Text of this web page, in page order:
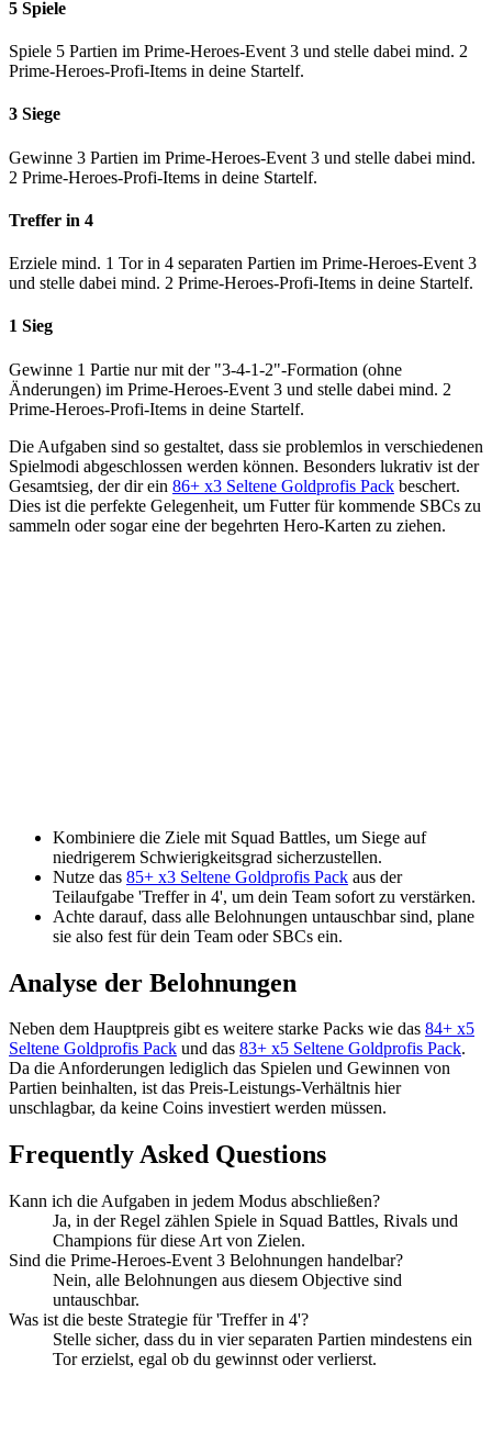
5 Spiele
Spiele 5 Partien im Prime-Heroes-Event 3 und stelle dabei mind. 2
Prime-Heroes-Profi-Items in deine Startelf.
3 Siege
Gewinne 3 Partien im Prime-Heroes-Event 3 und stelle dabei mind.
2 Prime-Heroes-Profi-Items in deine Startelf.
Treffer in 4
Erziele mind. 1 Tor in 4 separaten Partien im Prime-Heroes-Event 3
und stelle dabei mind. 2 Prime-Heroes-Profi-Items in deine Startelf.
1 Sieg
Gewinne 1 Partie nur mit der "3-4-1-2"-Formation (ohne
Änderungen) im Prime-Heroes-Event 3 und stelle dabei mind. 2
Prime-Heroes-Profi-Items in deine Startelf.
Die Aufgaben sind so gestaltet, dass sie problemlos in verschiedenen
Spielmodi abgeschlossen werden können. Besonders lukrativ ist der
Gesamtsieg, der dir ein 86+ x3 Seltene Goldprofis Pack beschert.
Dies ist die perfekte Gelegenheit, um Futter für kommende SBCs zu
sammeln oder sogar eine der begehrten Hero-Karten zu ziehen.
Kombiniere die Ziele mit Squad Battles, um Siege auf
niedrigerem Schwierigkeitsgrad sicherzustellen.
Nutze das 85+ x3 Seltene Goldprofis Pack aus der
Teilaufgabe 'Treffer in 4', um dein Team sofort zu verstärken.
Achte darauf, dass alle Belohnungen untauschbar sind, plane
sie also fest für dein Team oder SBCs ein.
Analyse der Belohnungen
Neben dem Hauptpreis gibt es weitere starke Packs wie das 84+ x5
Seltene Goldprofis Pack und das 83+ x5 Seltene Goldprofis Pack.
Da die Anforderungen lediglich das Spielen und Gewinnen von
Partien beinhalten, ist das Preis-Leistungs-Verhältnis hier
unschlagbar, da keine Coins investiert werden müssen.
Frequently Asked Questions
Kann ich die Aufgaben in jedem Modus abschließen?
Ja, in der Regel zählen Spiele in Squad Battles, Rivals und
Champions für diese Art von Zielen.
Sind die Prime-Heroes-Event 3 Belohnungen handelbar?
Nein, alle Belohnungen aus diesem Objective sind
untauschbar.
Was ist die beste Strategie für 'Treffer in 4'?
Stelle sicher, dass du in vier separaten Partien mindestens ein
Tor erzielst, egal ob du gewinnst oder verlierst.